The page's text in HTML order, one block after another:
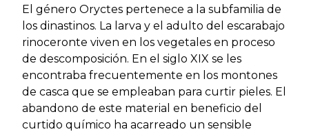
El género Oryctes pertenece a la subfamilia de
los dinastinos. La larva y el adulto del escarabajo
rinoceronte viven en los vegetales en proceso
de descomposición. En el siglo XIX se les
encontraba frecuentemente en los montones
de casca que se empleaban para curtir pieles. El
abandono de este material en beneficio del
curtido químico ha acarreado un sensible